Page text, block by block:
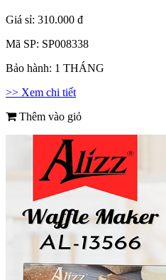
Giá sỉ: 310.000 đ
Mã SP: SP008338
Bảo hành: 1 THÁNG
>> Xem chi tiết
Thêm vào giỏ